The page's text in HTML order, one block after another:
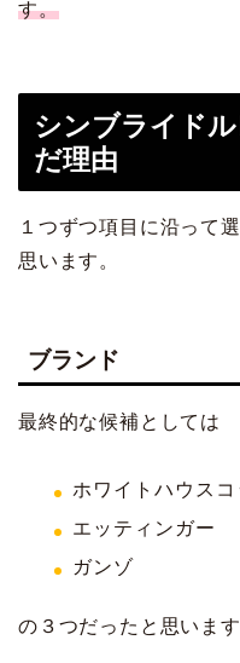
す。
シンブライド
だ理由
１つずつ項目に沿って
思います。
ブランド
最終的な候補としては
ホワイトハウスコ
エッティンガー
ガンゾ
の３つだったと思います